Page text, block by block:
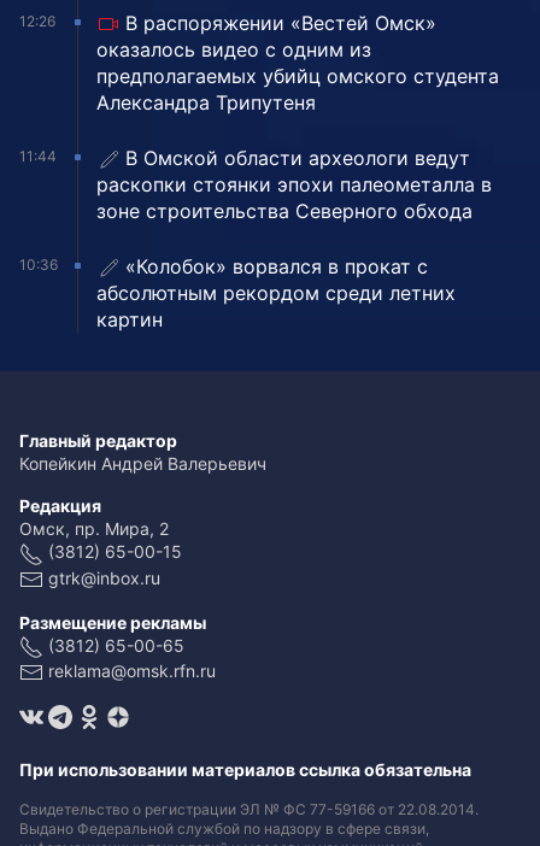
12:26
В распоряжении «Вестей Омск»
оказалось видео с одним из
предполагаемых убийц омского студента
Александра Трипутеня
11:44
В Омской области археологи ведут
раскопки стоянки эпохи палеометалла в
зоне строительства Северного обхода
10:36
«Колобок» ворвался в прокат с
абсолютным рекордом среди летних
картин
Главный редактор
Копейкин Андрей Валерьевич
Редакция
Омск, пр. Мира, 2
(3812) 65-00-15
gtrk@inbox.ru
Размещение рекламы
(3812) 65-00-65
reklama@omsk.rfn.ru
При использовании материалов ссылка обязательна
Свидетельство о регистрации ЭЛ № ФС 77-59166 от 22.08.2014.
Выдано Федеральной службой по надзору в сфере связи,